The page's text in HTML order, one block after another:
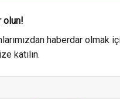
olun!
haberdar olmak
katılın.